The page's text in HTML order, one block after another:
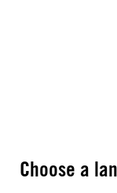
Choose a